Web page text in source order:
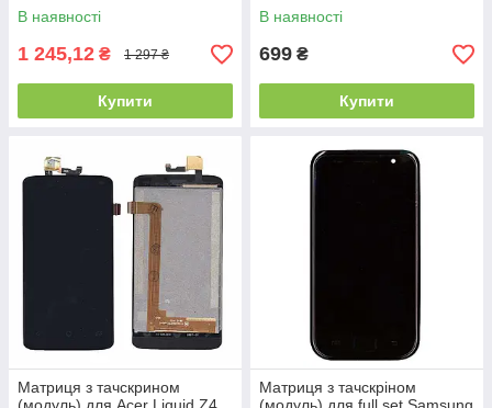
В наявності
1 245,12 ₴ 1 297 ₴
Купити
В наявності
699 ₴
Купити
Матриця з тачскрином
Матриця з тачскріном